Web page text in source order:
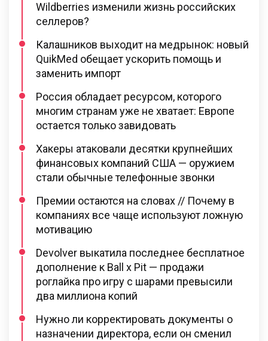
Wildberries изменили жизнь российских
селлеров?
Калашников выходит на медрынок: новый
QuikMed обещает ускорить помощь и
заменить импорт
Россия обладает ресурсом, которого
многим странам уже не хватает: Европе
остается только завидовать
Хакеры атаковали десятки крупнейших
финансовых компаний США — оружием
стали обычные телефонные звонки
Премии остаются на словах // Почему в
компаниях все чаще используют ложную
мотивацию
Devolver выкатила последнее бесплатное
дополнение к Ball x Pit — продажи
роглайка про игру с шарами превысили
два миллиона копий
Нужно ли корректировать документы о
назначении директора, если он сменил